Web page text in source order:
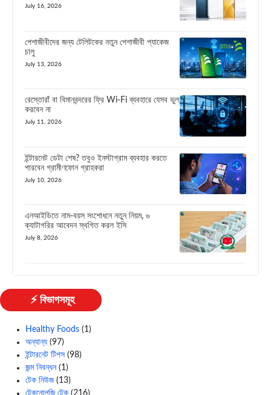
July 16, 2026
পেশাজীবীদের জন্য টেলিটকের নতুন পেশাজীবী প্যাকেজ
চালু
July 13, 2026
রেস্তোরাঁ বা বিমানবন্দরের ফ্রি Wi-Fi ব্যবহারে যেসব ভুল
করবেন না
July 11, 2026
ইন্টারনেট ডেটা শেষ? তবুও ইনস্টাগ্রাম ব্যবহার করতে
পারবেন গ্রামীণফোন গ্রাহকরা
July 10, 2026
এনআইডিতে নাম-বয়স সংশোধনে নতুন নিয়ম, ৬
ক্যাটাগরির আবেদন স্থগিত করল ইসি
July 8, 2026
⚡ বিভাগসমূহ
Healthy Foods (1)
অন্যান্য (97)
ইন্টারনেট টিপস (98)
জন্ম নিবন্ধন(1)
টেক নিউজ(13)
টেকনোলজি টেক (216)